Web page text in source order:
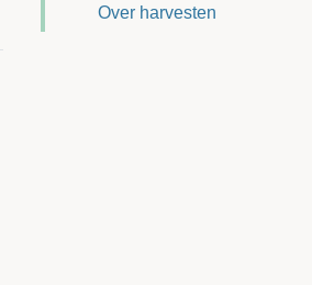
Over harvesten